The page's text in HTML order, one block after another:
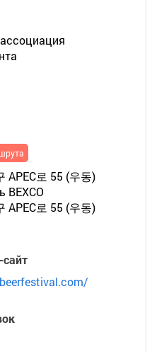
APEC로 55 (우동)
APEC로 55 (우동)